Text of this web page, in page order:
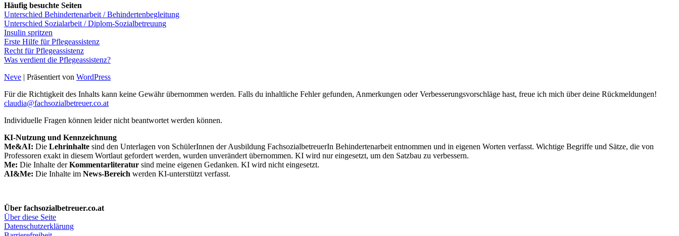
Häufig besuchte Seiten
Unterschied Behindertenarbeit / Behindertenbegleitung
Unterschied Sozialarbeit / Diplom-Sozialbetreuung
Insulin spritzen
Erste Hilfe für Pflegeassistenz
Recht für Pflegeassistenz
Was verdient die Pflegeassistenz?
Neve | Präsentiert von WordPress
Für die Richtigkeit des Inhalts kann keine Gewähr übernommen werden. Falls du inhaltliche Fehler gefunden, Anmerkungen oder Verbesserungsvorschläge hast, freue ich mich über deine Rückmeldungen!
claudia@fachsozialbetreuer.co.at
Individuelle Fragen können leider nicht beantwortet werden können.
KI-Nutzung und Kennzeichnung
Me&AI: Die Lehrinhalte sind den Unterlagen von SchülerInnen der Ausbildung FachsozialbetreuerIn Behindertenarbeit entnommen und in eigenen Worten verfasst. Wichtige Begriffe und Sätze, die von
Professoren exakt in diesem Wortlaut gefordert werden, wurden unverändert übernommen. KI wird nur eingesetzt, um den Satzbau zu verbessern.
Me: Die Inhalte derKommentarliteratur sind meine eigenen Gedanken. KI wird nicht eingesetzt.
AI&Me: Die Inhalte im News-Bereich werden KI-unterstützt verfasst.
Über fachsozialbetreuer.co.at
Über diese Seite
Datenschutzerklärung